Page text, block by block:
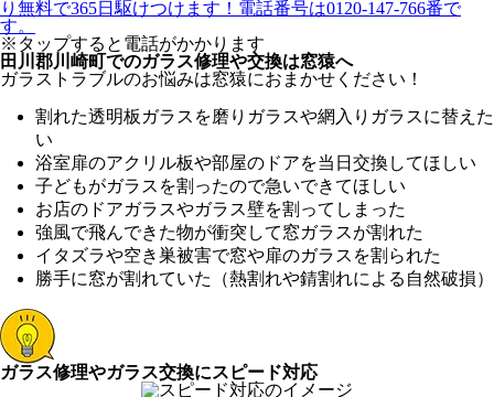
※タップすると電話がかかります
田川郡川崎町でのガラス修理や交換は窓猿へ
ガラストラブルのお悩みは窓猿におまかせください！
割れた透明板ガラスを磨りガラスや網入りガラスに替えた
い
浴室扉のアクリル板や部屋のドアを当日交換してほしい
子どもがガラスを割ったので急いできてほしい
お店のドアガラスやガラス壁を割ってしまった
強風で飛んできた物が衝突して窓ガラスが割れた
イタズラや空き巣被害で窓や扉のガラスを割られた
勝手に窓が割れていた（熱割れや錆割れによる自然破損）
ガラス修理やガラス交換にスピード対応